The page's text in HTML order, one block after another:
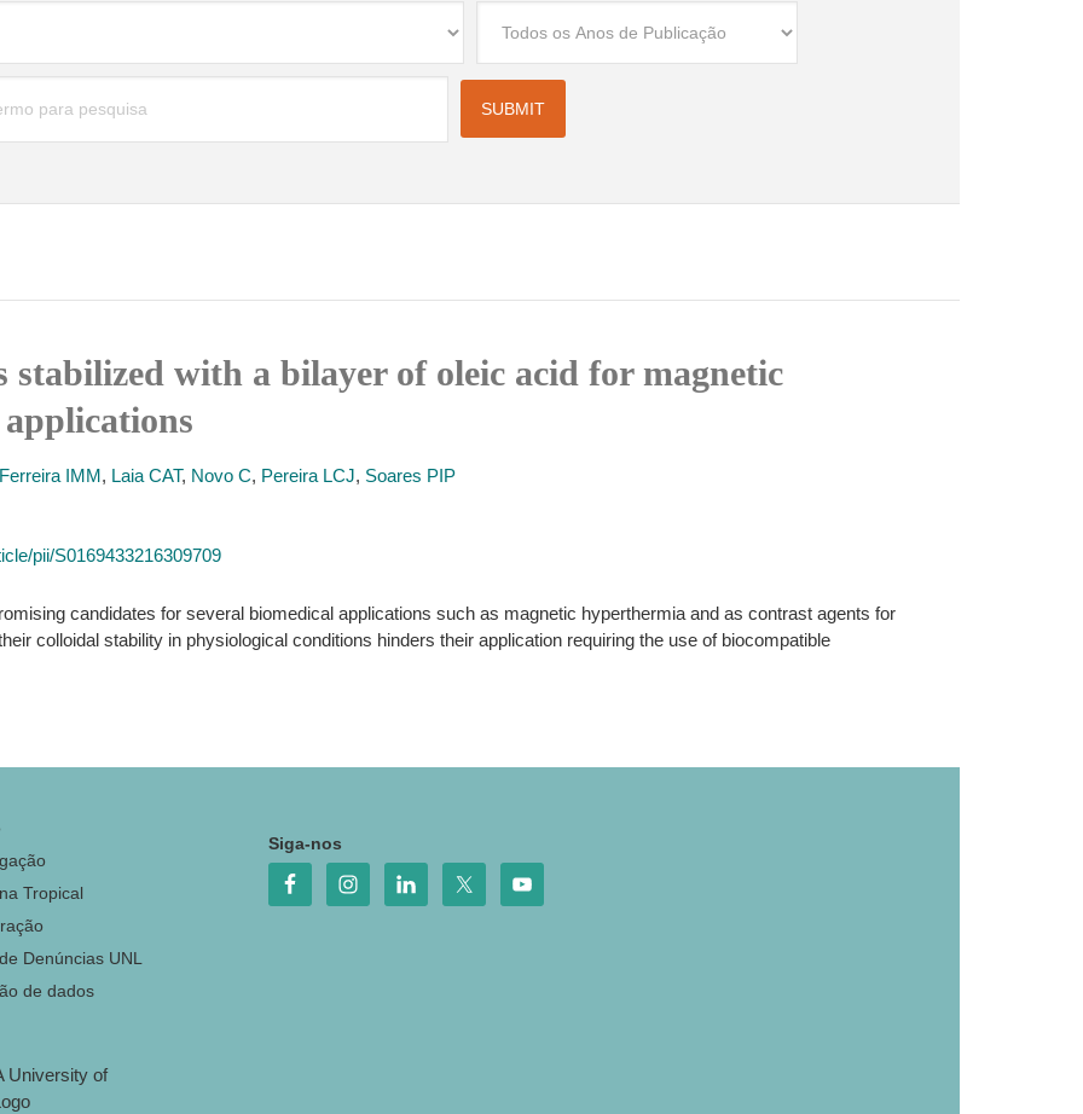
stabilized with a bilayer of oleic acid for magnetic
Ferreira IMM, Laia CAT, Novo C, Pereira LCJ, Soares PIP
pii/S0169433216309709
candidates for several biomedical applications such as magnetic hyperthermia and as contrast agents for
colloidal stability in physiological conditions hinders their application requiring the use of biocompatible
Tropical
Denúncias UNL
de dados
Siga-nos